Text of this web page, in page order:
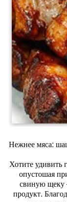
Нежнее мяса:
Хотите
опустошая
свиную щеку
продукт.